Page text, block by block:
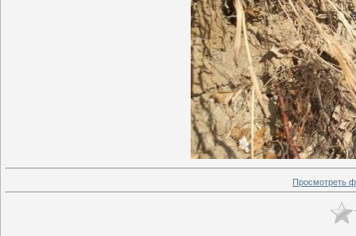
Просмотреть